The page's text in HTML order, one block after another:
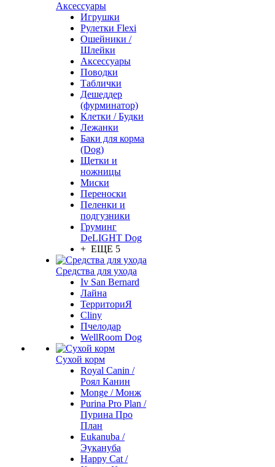
Аксессуары
Игрушки
Рулетки Flexi
Ошейники /
Шлейки
Аксессуары
Поводки
Таблички
Дешеддер
(фурминатор)
Клетки / Будки
Лежанки
Баки для корма
(Dog)
Щетки и
ножницы
Миски
Переноски
Пеленки и
подгузники
Груминг
DeLIGHT Dog
+ ЕЩЕ 5
Средства для ухода
Iv San Bernard
Лайна
ТерриториЯ
Cliny
Пчелодар
WellRoom Dog
Сухой корм
Royal Canin /
Роял Канин
Monge / Монж
Purina Pro Plan /
Пурина Про
План
Eukanuba /
Эукануба
Happy Cat /